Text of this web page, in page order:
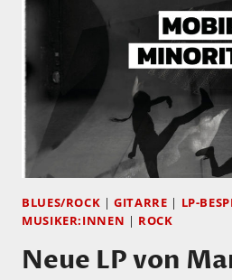
ABDULLAH
IBRAHIM
DER
LONDONER
BARBICAN
HALL
IM
JULI
2023
AUFGENOMMENES
ALBUM
BLUES/ROCK |GITARRE | LP-
MUSIKER:INNEN | ROCK
Neue LP von